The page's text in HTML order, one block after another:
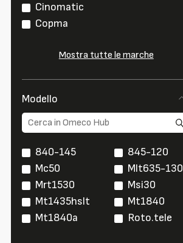
Cinomatic
Copma
Mostra tutte le marche
Modello
840-145
845-120
Mc50
Mlt635-130
Mrt1530
Msi30
Mt1435hslt
Mt1840
Mt1840a
Roto.tele